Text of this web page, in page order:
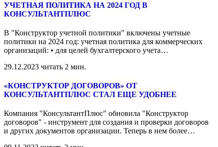
УЧЕТНАЯ ПОЛИТИКА НА 2024 ГОД В
КОНСУЛЬТАНТПЛЮС
В "Конструктор учетной политики" включены учетные
политики на 2024 год: учетная политика для коммерческих
организаций: • для целей бухгалтерского учета…
29.12.2023 читать 2 мин.
«КОНСТРУКТОР ДОГОВОРОВ» ОТ
КОНСУЛЬТАНТПЛЮС СТАЛ ЕЩЕ УДОБНЕЕ
Компания "КонсультантПлюс" обновила "Конструктор
договоров" - инструмент для создания и проверки договоров
и других документов организации. Теперь в нем более…